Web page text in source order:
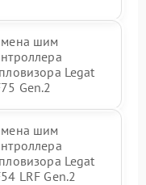
шим
Legat
Gen.2
шим
Legat
LRF Gen.2